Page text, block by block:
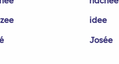
idee
Josée